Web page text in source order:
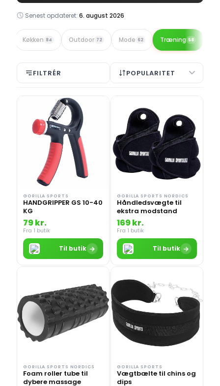
Senest opdateret: 6. august 2026
Køkken 84 Outdoor 72 Mode 62 Træning 58
FILTRÉR POPULARITET
GORILLA SPORTS
HANDGRIPPER GS 10-40
KG
79 kr.
Fra 1 butik
Til butik →
GORILLA SPORTS NORDICS
Håndledsvægte til
ekstra modstand
169 kr.
Fra 1 butik
Til butik →
GORILLA SPORTS NORDICS
Foam roller tube til
dybere massage
GORILLA SPORTS
Vægtbælte til chins og
dips